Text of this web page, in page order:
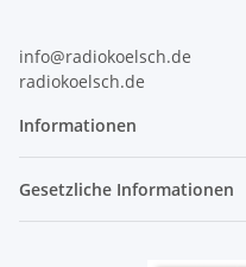
info@radiokoelsch.de
radiokoelsch.de
Informationen
Gesetzliche Informationen